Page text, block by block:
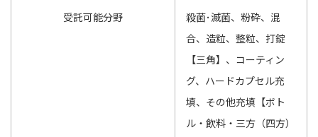
受託可能分野
殺菌･滅菌、粉砕、混
合、造粒、整粒、打錠
【三角】、コーティン
グ、ハードカプセル充
填、その他充填【ボト
ル・飲料・三方（四方）